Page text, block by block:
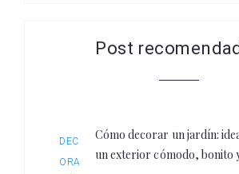
Post
DEC
ORA
Cómo decorar un jardín:
un exterior cómodo, bonito